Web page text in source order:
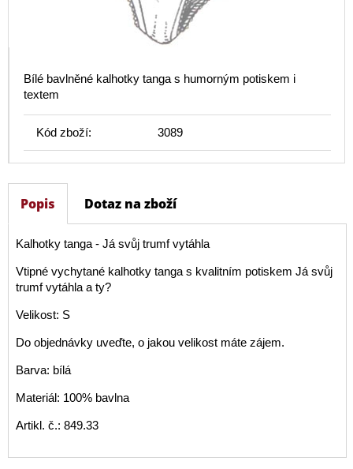
Bílé bavlněné kalhotky tanga s humorným potiskem i
textem
Kód zboží: 3089
Popis Dotaz na zboží
Kalhotky tanga - Já svůj trumf vytáhla
Vtipné vychytané kalhotky tanga s kvalitním potiskem Já svůj
trumf vytáhla a ty?
Velikost: S
Do objednávky uveďte, o jakou velikost máte zájem.
Barva: bílá
Materiál: 100% bavlna
Artikl. č.: 849.33